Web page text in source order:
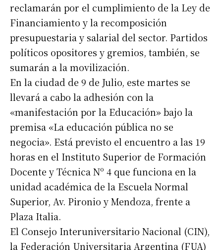
reclamarán por el cumplimiento de la Ley de
Financiamiento y la recomposición
presupuestaria y salarial del sector. Partidos
políticos opositores y gremios, también, se
sumarán a la movilización.
En la ciudad de 9 de Julio, este martes se
llevará a cabo la adhesión con la
«manifestación por la Educación» bajo la
premisa «La educación pública no se
negocia». Está previsto el encuentro a las 19
horas en el Instituto Superior de Formación
Docente y Técnica Nº 4 que funciona en la
unidad académica de la Escuela Normal
Superior, Av. Pironio y Mendoza, frente a
Plaza Italia.
El Consejo Interuniversitario Nacional (CIN),
la Federación Universitaria Argentina (FUA)